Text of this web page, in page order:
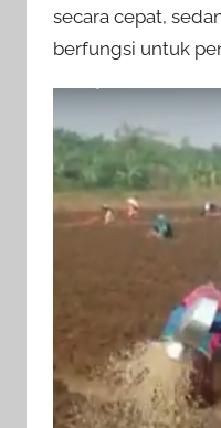
secara cepat,
berfungsi untuk